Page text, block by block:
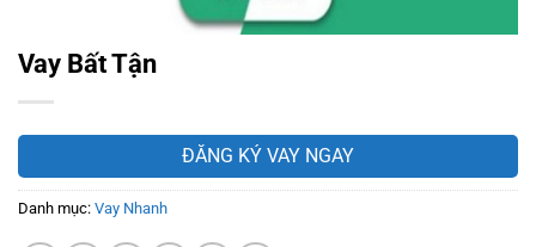
Vay Bất Tận
ĐĂNG KÝ VAY NGAY
Danh mục: Vay Nhanh